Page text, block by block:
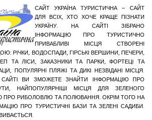
САЙТ УКРАЇНА ТУРИСТИЧНА – САЙТ
ДЛЯ ВСІХ, ХТО ХОЧЕ КРАЩЕ ПІЗНАТИ
УКРАЇНУ. НА САЙТІ ЗІБРАНО
ІНФОРМАЦІЮ ПРО ТУРИСТИЧНО
ПРИВАБЛИВІ МІСЦЯ СТВОРЕНІ
РІЧКИ, ВОДОСПАДИ, ГІРСЬКІ ВЕРШИНИ, ПЕЧЕРИ,
ТА ЛІСИ, ЗАКАЗНИКИ ТА ПАРКИ, ФОРТЕЦІ ТА
ПОПУЛЯРНІ ПЛЯЖІ ТА ДИКІ НЕЗВІДАНІ МІСЦЯ.
ВИ ЗМОЖЕТЕ ЗНАЙТИ ІНФОРМАЦІЮ ПРО
НАЙПОПУЛЯРНІШІ МІСЦЯ ДЛЯ ЗЕЛЕНОГО
ПРО РИБОЛОВЛЮ ТА ПОЛЮВАННЯ. ОКРІМ ТОГО НА
ПРО ТУРИСТИЧНІ БАЗИ ТА ЗЕЛЕНІ САДИБИ.